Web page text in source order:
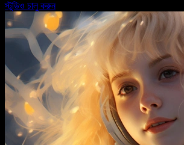
স্টুডিও চালু করুন